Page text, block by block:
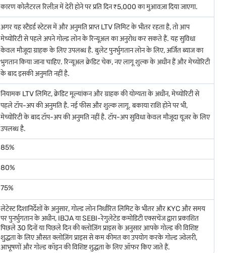
कारण कोलैटरल रिलीज़ में देरी होने पर प्रति दिन ₹5,000 का मुआवज़ा दिया जाएगा.
अगर यह स्टैंडर्ड स्टेटस में और अनुमति प्राप्त LTV लिमिट के भीतर रहता है, तो आप
मेच्योरिटी से पहले अपने गोल्ड लोन के रिन्यूअल का अनुरोध कर सकते हैं. यह सुविधा
केवल मौजूदा ग्राहक के लिए उपलब्ध है. बुलेट पुनर्भुगतान लोन के लिए, अर्जित ब्याज का
भुगतान किया जाना चाहिए. रिन्यूअल क्रेडिट चेक, नए लागू शुल्क के अधीन हैं और मेच्योरिटी
के बाद इसकी अनुमति नहीं है.
नियामक LTV लिमिट, क्रेडिट मूल्यांकन और ग्राहक की योग्यता के अधीन, मेच्योरिटी से
पहले टॉप-अप की अनुमति है. नई फीस और शुल्क लागू. बकाया राशि होने पर भी,
मेच्योरिटी के बाद टॉप-अप की अनुमति नहीं है. टॉप-अप सुविधा केवल मौजूदा यूज़र के लिए
उपलब्ध है.
85%
80%
75%
लेटेस्ट दिशानिर्देशों के अनुसार, गोल्ड लोन निर्धारित लिमिट के भीतर और KYC और समय
पर पुनर्भुगतान के अधीन, IBJA या SEBI-रेगुलेटेड कमोडिटी एक्सचेंज द्वारा प्रकाशित
पिछले 30 दिनों या पिछले दिन की क्लोज़िंग प्राइस के अनुसार आपके गोल्ड की विशिष्ट
शुद्धता के लिए औसत क्लोज़िंग प्राइस से कम कीमत का उपयोग करके गोल्ड ज्वेलरी,
आभूषणों और गोल्ड कॉइन की विशिष्ट शुद्धता के लिए ऑफर किए जाते हैं.